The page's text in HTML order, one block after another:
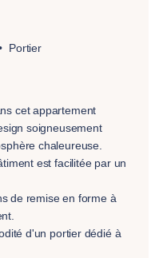
Portier
cet appartement
soigneusement
chaleureuse.
est facilitée par un
de remise en forme à
d'un portier dédié à